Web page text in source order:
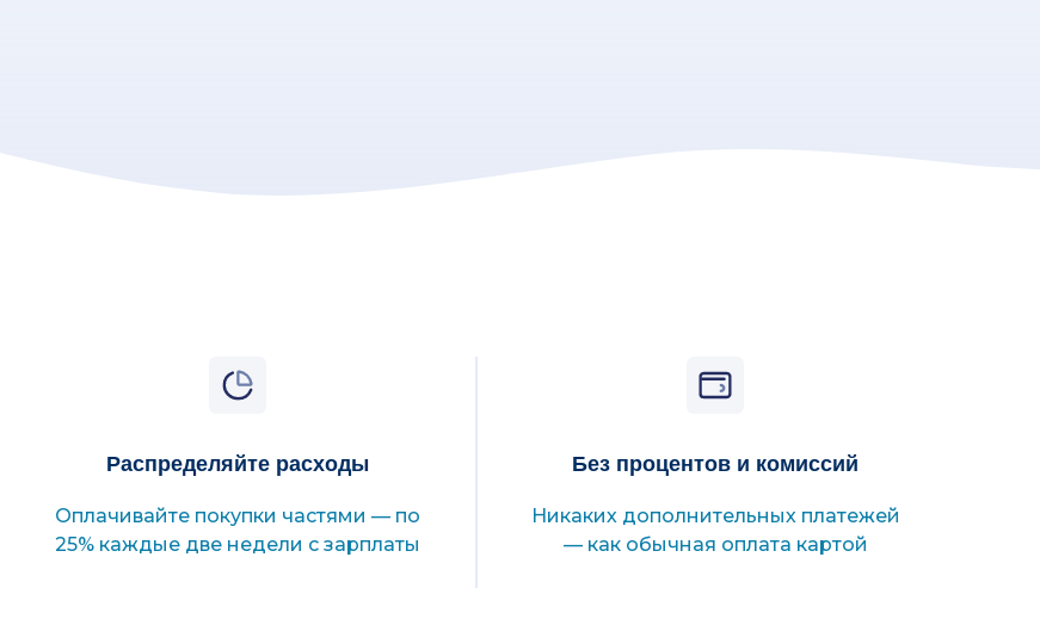
Распределяйте расходы
Оплачивайте покупки частями — по
25% каждые две недели с зарплаты
Без процентов и комиссий
Никаких дополнительных платежей
— как обычная оплата картой